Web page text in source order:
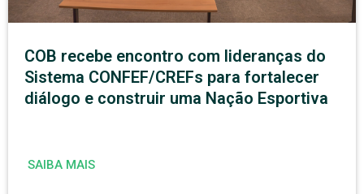
COB recebe encontro com lideranças do
Sistema CONFEF/CREFs para fortalecer
diálogo e construir uma Nação Esportiva
SAIBA MAIS